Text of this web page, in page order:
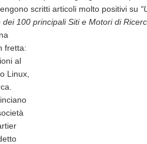
scritti articoli molto positivi su
100 principali Siti e Motori di
fretta:
al
Linux,